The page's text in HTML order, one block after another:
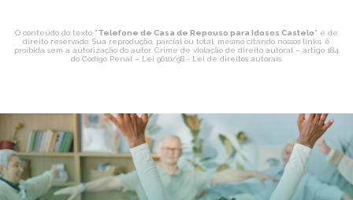
O conteúdo do texto "Telefone de Casa de Repouso para Idosos Castelo" é de
direito reservado. Sua reprodução, parcial ou total, mesmo citando nossos links, é
proibida sem a autorização do autor. Crime de violação de direito autoral – artigo 184
do Código Penal – Lei 9610/98 - Lei de direitos autorais.